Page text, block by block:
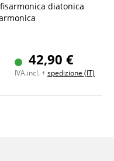
diatonica
42,90 €
IVA.incl. +spedizione (IT)